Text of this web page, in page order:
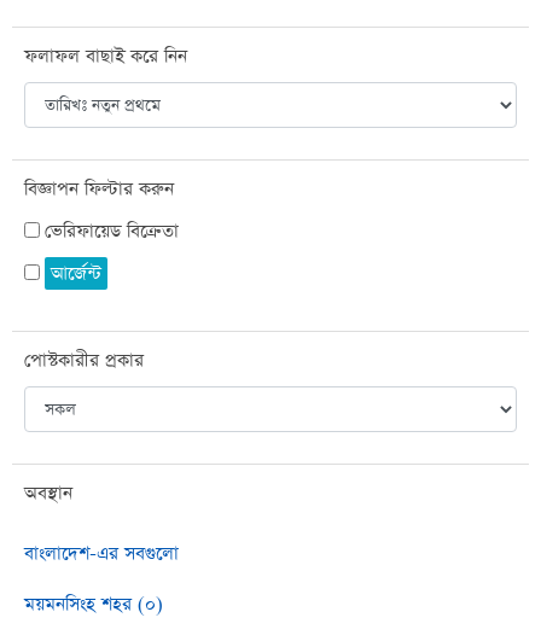
ফলাফল বাছাই করে নিন
বিজ্ঞাপন ফিল্টার করুন
ভেরিফায়েড বিক্রেতা
আর্জেন্ট
পোস্টকারীর প্রকার
অবস্থান
বাংলাদেশ-এর সবগুলো
ময়মনসিংহ শহর (০)